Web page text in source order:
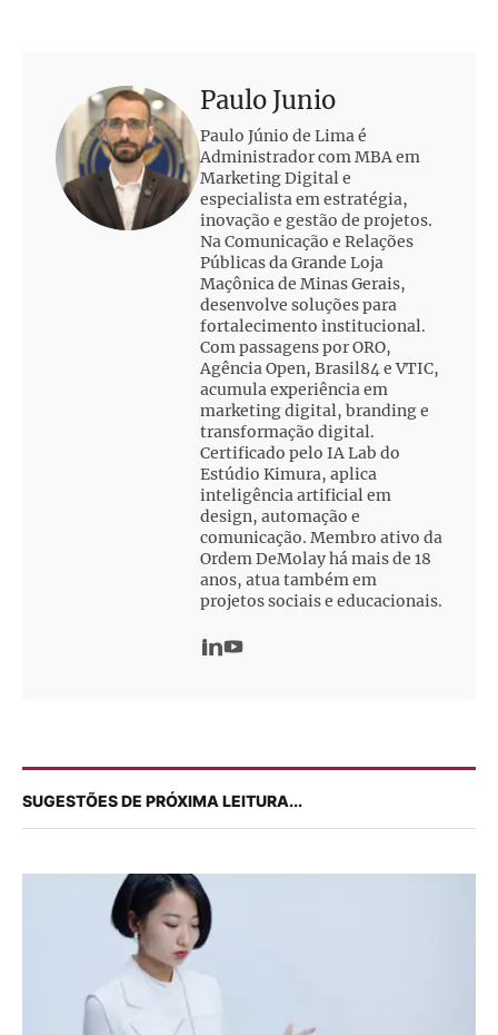
Paulo Junio
Paulo Júnio de Lima é
Administrador com MBA em
Marketing Digital e
especialista em estratégia,
inovação e gestão de projetos.
Na Comunicação e Relações
Públicas da Grande Loja
Maçônica de Minas Gerais,
desenvolve soluções para
fortalecimento institucional.
Com passagens por ORO,
Agência Open, Brasil84 e VTIC,
acumula experiência em
marketing digital, branding e
transformação digital.
Certificado pelo IA Lab do
Estúdio Kimura, aplica
inteligência artificial em
design, automação e
comunicação. Membro ativo da
Ordem DeMolay há mais de 18
anos, atua também em
projetos sociais e educacionais.
SUGESTÕES DE PRÓXIMA LEITURA...